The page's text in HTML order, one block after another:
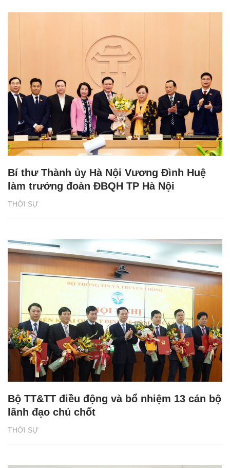
THỜI SỰ
Bí thư Thành ủy Hà Nội Vương Đình Huệ
làm trưởng đoàn ĐBQH TP Hà Nội
THỜI SỰ
Bộ TT&TT điều động và bổ nhiệm 13 cán bộ
lãnh đạo chủ chốt